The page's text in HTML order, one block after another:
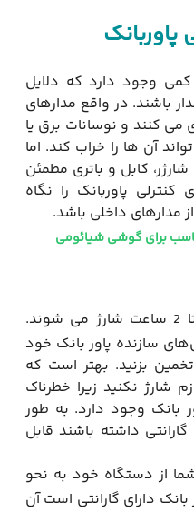
پاوربانک
کمی وجود دارد که دلایل
باشند. در واقع مدارهای
می کنند و نوسانات برق یا
آن ها را خراب کند. اما
کابل و باتری مطمئن
پاوربانک را نگاه
مدارهای داخلی باشد.
برای گوشی شیائومی
ها در عرض 1 تا 2 ساعت شارژ می شوند.
سازنده پاور بانک خود
تخمین بزنید. بهتر است که
شارژ نکنید زیرا خطرناک
بانک وجود دارد. به طور
داشته باشند قابل
از دستگاه خود به نحو
بانک دارای گارانتی است آن